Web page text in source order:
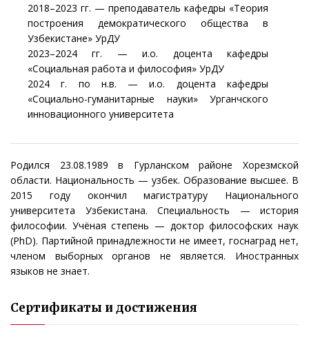
2018–2023 гг. — преподаватель кафедры «Теория
построения демократического общества в
Узбекистане» УрДУ
2023–2024 гг. — и.о. доцента кафедры
«Социальная работа и философия» УрДУ
2024 г. по н.в. — и.о. доцента кафедры
«Социально-гуманитарные науки» Урганчского
инновационного университета
Родился 23.08.1989 в Гурланском районе Хорезмской
области. Национальность — узбек. Образование высшее. В
2015 году окончил магистратуру Национального
университета Узбекистана. Специальность — история
философии. Учёная степень — доктор философских наук
(PhD). Партийной принадлежности не имеет, госнаград нет,
членом выборных органов не является. Иностранных
языков не знает.
Сертификаты и достижения